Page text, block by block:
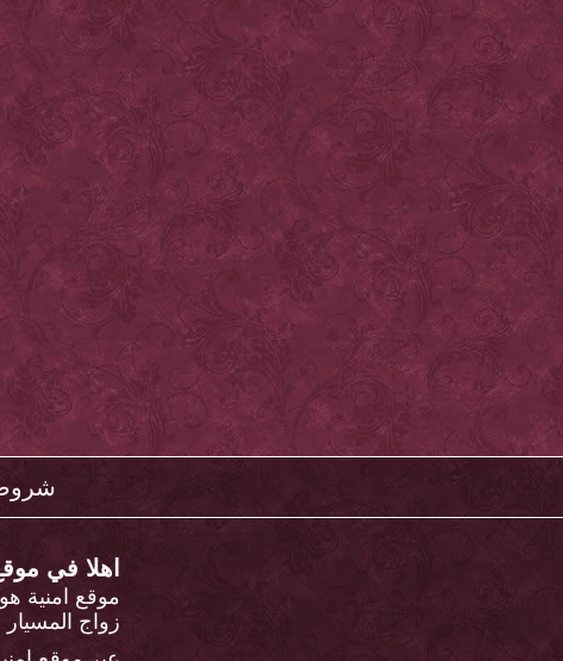
اهلا في
موقع امنية
زواج